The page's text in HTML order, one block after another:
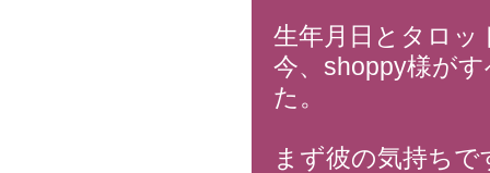
生年月日とタロッ
今、shoppy様が
た。
まず彼の気持ち